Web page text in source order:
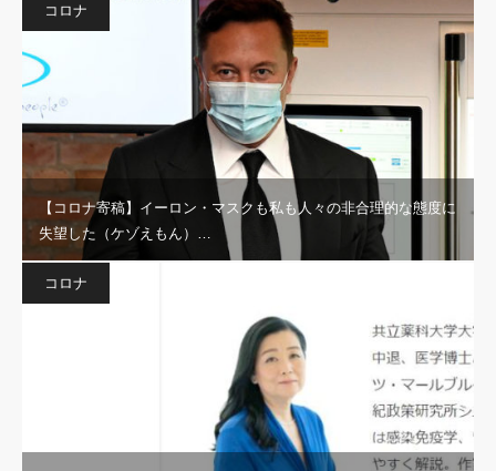
コロナ
【コロナ寄稿】イーロン・マスクも私も人々の非合理的な態度に
失望した（ケゾえもん）…
コロナ